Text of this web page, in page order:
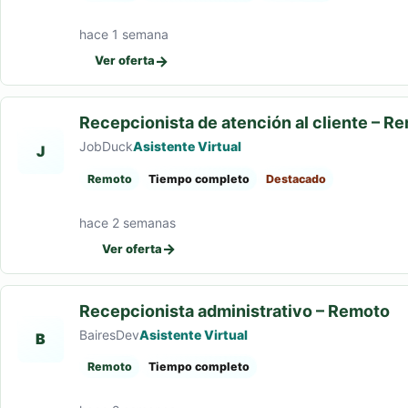
hace 1 semana
Ver oferta→
J
Recepcionista de atención al cliente –
JobDuckAsistente Virtual
Remoto Tiempo completo Destacado
hace 2 semanas
Ver oferta→
B
Recepcionista administrativo – Remoto
BairesDevAsistente Virtual
Remoto Tiempo completo